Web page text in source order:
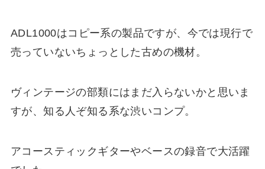
ADL1000はコピー系の製品ですが、今では現行で
売っていないちょっとした古めの機材。
ヴィンテージの部類にはまだ入らないかと思いま
すが、知る人ぞ知る系な渋いコンプ。
アコースティックギターやベースの録音で大活躍